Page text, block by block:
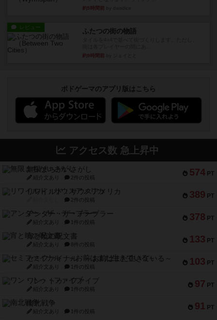
約5時間前
レビュー ふたつの街の物語
約9時間前
ボドゲーマのアプリ版はこちら
アクセス数 急上昇中
574 PT
無限まちがいさがし
紹介文あり 2件の投稿
389 PT
リワイルド：サウスアメリカ
2件の投稿
378 PT
アンダー・ザ・テーブラー
紹介文あり 1件の投稿
133 PT
宵と暁の呪文書
紹介文あり 8件の投稿
103 PT
セミファイナル ～お前はまだ生きている～
紹介文あり 1件の投稿
97 PT
ワン・トゥ・ファイブ
紹介文あり 1件の投稿
91 PT
南北戦争
紹介文あり 1件の投稿